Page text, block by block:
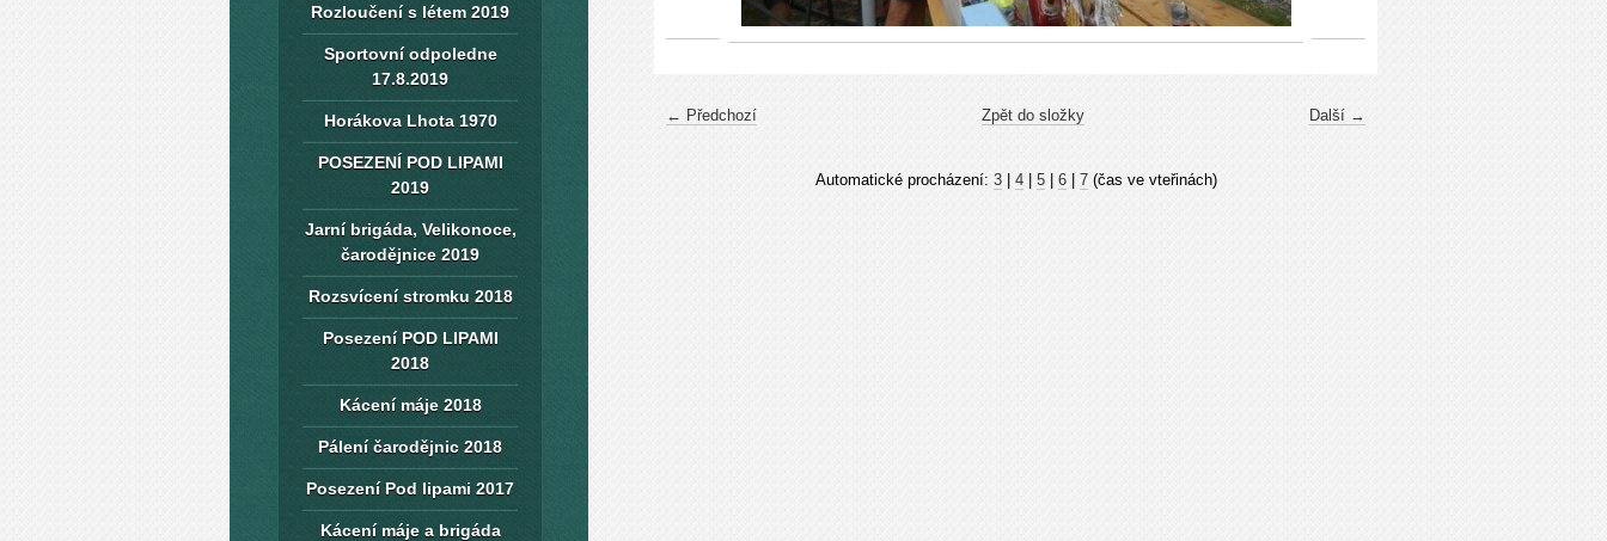
← Předchozí Další →
Zpět do složky
Automatické procházení: 3| 4| 5| 6| 7(čas ve vteřinách)
Rozloučení s létem 2019
Sportovní odpoledne
17.8.2019
Horákova Lhota 1970
POSEZENÍ POD LIPAMI
2019
Jarní brigáda, Velikonoce,
čarodějnice 2019
Rozsvícení stromku 2018
Posezení POD LIPAMI
2018
Kácení máje 2018
Pálení čarodějnic 2018
Posezení Pod lipami 2017
Kácení máje a brigáda